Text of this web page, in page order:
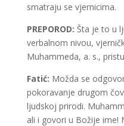
smatraju se vjernicima.
PREPOROD: Šta je to u
verbalnom nivou,
Muhammeda, a. s.,
Fatić: Možda se
pokoravanje drugom
ljudskoj prirodi.
ali i govori u Božije ime!